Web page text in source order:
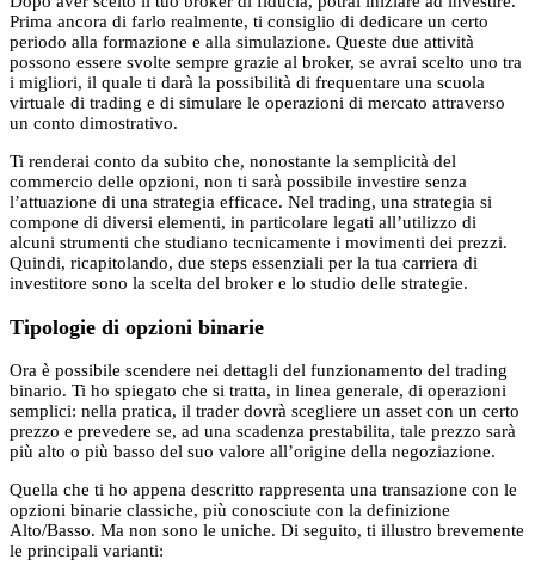
Prima ancora di farlo realmente, ti consiglio di dedicare un certo
periodo alla formazione e alla simulazione. Queste due attività
possono essere svolte sempre grazie al broker, se avrai scelto uno tra
i migliori, il quale ti darà la possibilità di frequentare una scuola
virtuale di trading e di simulare le operazioni di mercato attraverso
un conto dimostrativo.
Ti renderai conto da subito che, nonostante la semplicità del
commercio delle opzioni, non ti sarà possibile investire senza
l’attuazione di una strategia efficace. Nel trading, una strategia si
compone di diversi elementi, in particolare legati all’utilizzo di
alcuni strumenti che studiano tecnicamente i movimenti dei prezzi.
Quindi, ricapitolando, due steps essenziali per la tua carriera di
investitore sono la scelta del broker e lo studio delle strategie.
Tipologie di opzioni binarie
Ora è possibile scendere nei dettagli del funzionamento del trading
binario. Ti ho spiegato che si tratta, in linea generale, di operazioni
semplici: nella pratica, il trader dovrà scegliere un asset con un certo
prezzo e prevedere se, ad una scadenza prestabilita, tale prezzo sarà
più alto o più basso del suo valore all’origine della negoziazione.
Quella che ti ho appena descritto rappresenta una transazione con le
opzioni binarie classiche, più conosciute con la definizione
Alto/Basso. Ma non sono le uniche. Di seguito, ti illustro brevemente
le principali varianti: